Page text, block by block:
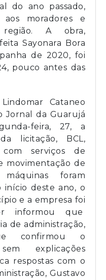
do ano passado,
aos moradores e
região. A obra,
Sayonara Bora
de 2020, foi
pouco antes das
Cataneo
Jornal da Guarujá
feira, 27, a
licitação, BCL,
serviços de
movimentação de
foram
início deste ano, o
e a empresa foi
informou que
de administração,
confirmou o
explicações
respostas com o
Gustavo